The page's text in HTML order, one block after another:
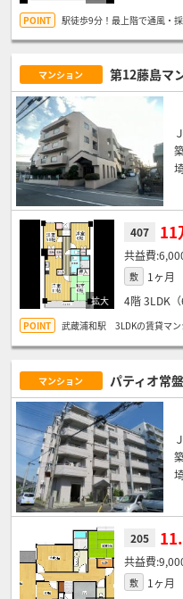
駅徒歩9分！最上階で通風・
マンション 第12藤島マ
407 11
敷 1ヶ月
4階3LDK
武蔵浦和駅 3LDKの賃貸マ
マンション パティオ常盤
205
敷 1ヶ月